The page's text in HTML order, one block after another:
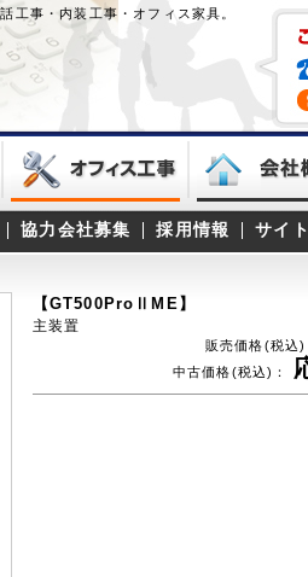
工事・内装工事・オフィス家具。
協力会社募集 採用情報 サイ
【GT500ProⅡME】
主装置
販売価格(税込)
中古価格(税込)：